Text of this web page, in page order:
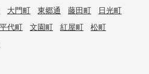
大門町 東郷通 藤田町
日光町
平代町 文園町 紅屋町
松町